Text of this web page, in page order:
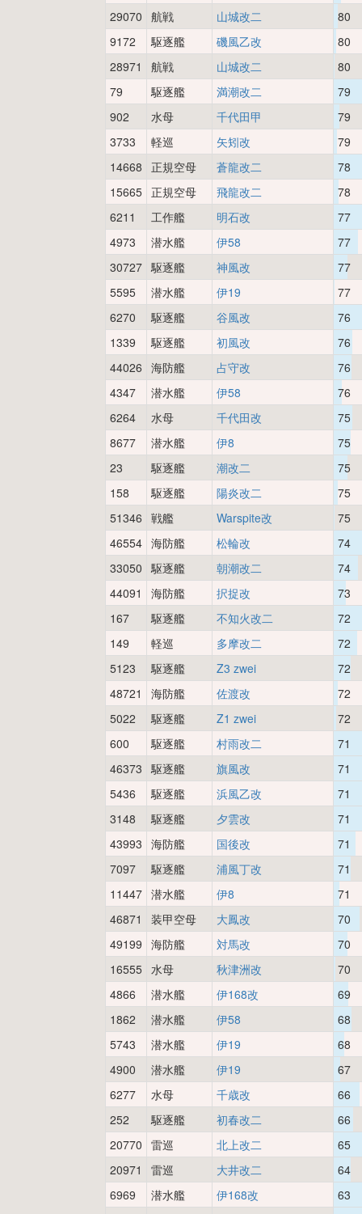
29070 航戦 山城改二
80
9172
駆逐艦 磯風乙改
80
28971
航戦 山城改二
80
79
駆逐艦 満潮改二
79
902
水母 千代田甲
79
3733
軽巡 矢矧改
79
14668
正規空母 蒼龍改二
78
15665 正規空母 飛龍改二
78
6211
工作艦 明石改
77
4973
潜水艦 伊58
77
30727 駆逐艦 神風改
77
5595
潜水艦 伊19
77
6270
駆逐艦 谷風改
76
1339
駆逐艦 初風改
76
44026 海防艦 占守改
76
4347
潜水艦 伊58
76
6264
水母 千代田改
75
8677
潜水艦 伊8
75
23
駆逐艦 潮改二
75
158
駆逐艦 陽炎改二
75
51346 戦艦 Warspite改
75
46554 海防艦 松輪改
74
33050 駆逐艦 朝潮改二
74
44091
海防艦 択捉改
73
167
駆逐艦 不知火改二
72
149
軽巡 多摩改二
72
5123
駆逐艦 Z3 zwei
72
48721
海防艦 佐渡改
72
5022
駆逐艦 Z1 zwei
72
600
駆逐艦 村雨改二
71
46373 駆逐艦 旗風改
71
5436
駆逐艦 浜風乙改
71
3148
駆逐艦 夕雲改
71
43993 海防艦 国後改
71
7097
駆逐艦 浦風丁改
71
11447 潜水艦 伊8
71
46871
装甲空母 大鳳改
70
49199 海防艦 対馬改
70
16555 水母 秋津洲改
70
4866
潜水艦 伊168改
69
1862
潜水艦 伊58
68
5743
潜水艦 伊19
68
4900
潜水艦 伊19
67
6277
水母 千歳改
66
252
駆逐艦 初春改二
66
20770 雷巡 北上改二
65
20971
雷巡 大井改二
64
6969
潜水艦 伊168改
63